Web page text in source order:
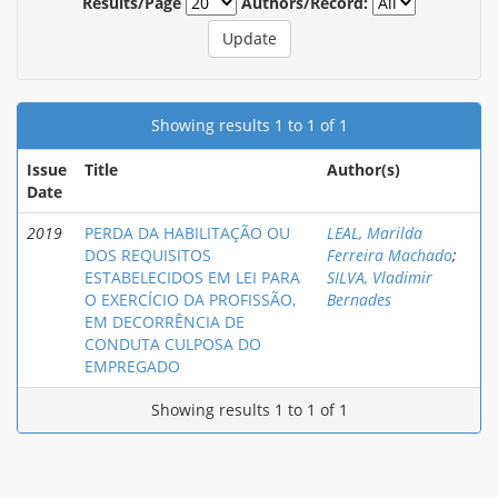
Showing results 1 to 1 of 1
Issue
Date
Title Author(s)
2019
PERDA DA HABILITAÇÃO OU
DOS REQUISITOS
ESTABELECIDOS EM LEI PARA
O EXERCÍCIO DA PROFISSÃO,
EM DECORRÊNCIA DE
CONDUTA CULPOSA DO
EMPREGADO
LEAL, Marilda
Ferreira Machado;
SILVA, Vladimir
Bernades
Showing results 1 to 1 of 1